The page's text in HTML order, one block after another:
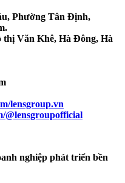
Phường Tân Định,
Văn Khê, Hà Đông, Hà
lensgroup.vn
@lensgroupofficial
nghiệp phát triển bền